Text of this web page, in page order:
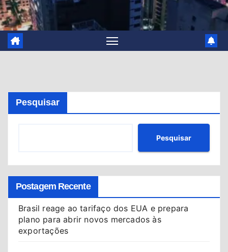
Pesquisar
Pesquisar
Postagem Recente
Brasil reage ao tarifaço dos EUA e prepara
plano para abrir novos mercados às
exportações